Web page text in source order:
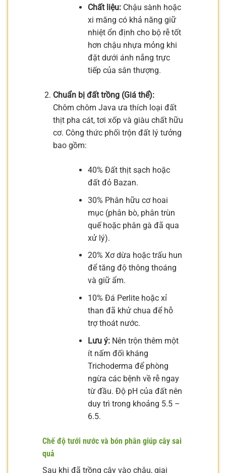
Chất liệu:Chậu sành hoặc
xi măng có khả năng giữ
nhiệt ổn định cho bộ rễ tốt
hơn chậu nhựa mỏng khi
đặt dưới ánh nắng trực
tiếp của sân thượng.
Chuẩn bị đất trồng (Giá thể):
Chôm chôm Java ưa thích loại đất
thịt pha cát, tơi xốp và giàu chất hữu
cơ. Công thức phối trộn đất lý tưởng
bao gồm:
40% Đất thịt sạch hoặc
đất đỏ Bazan.
30% Phân hữu cơ hoai
mục (phân bò, phân trùn
quế hoặc phân gà đã qua
xử lý).
20% Xơ dừa hoặc trấu hun
để tăng độ thông thoáng
và giữ ẩm.
10% Đá Perlite hoặc xỉ
than đã khử chua để hỗ
trợ thoát nước.
Lưu ý:Nên trộn thêm một
ít nấm đối kháng
Trichoderma để phòng
ngừa các bệnh về rễ ngay
từ đầu. Độ pH của đất nên
duy trì trong khoảng 5.5 –
6.5.
Chế độ tưới nước và bón phân giúp cây sai
quả
Sau khi đã trồng cây vào chậu, giai